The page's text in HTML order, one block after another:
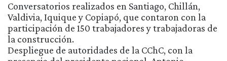
Conversatorios realizados en Santiago, Chillán,
Valdivia, Iquique y Copiapó, que contaron con la
participación de 150 trabajadores y trabajadoras de
la construcción.
Despliegue de autoridades de la CChC, con la